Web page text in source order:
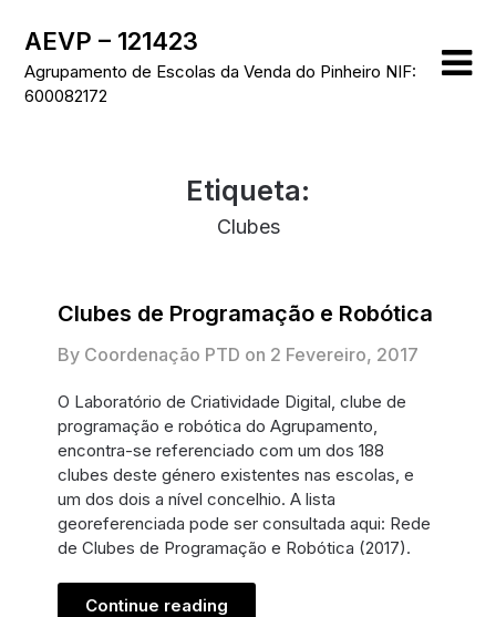
content
AEVP – 121423
Agrupamento de Escolas da Venda do Pinheiro NIF:
600082172
Etiqueta:
Clubes
Clubes de Programação e Robótica
By Coordenação PTD on 2 Fevereiro, 2017
O Laboratório de Criatividade Digital, clube de
programação e robótica do Agrupamento,
encontra-se referenciado com um dos 188
clubes deste género existentes nas escolas, e
um dos dois a nível concelhio. A lista
georeferenciada pode ser consultada aqui: Rede
de Clubes de Programação e Robótica (2017).
Continue reading